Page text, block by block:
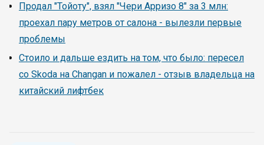
Продал "Тойоту", взял "Чери Арризо 8" за 3 млн:
проехал пару метров от салона - вылезли первые
проблемы
Стоило и дальше ездить на том, что было: пересел
со Skoda на Changan и пожалел - отзыв владельца на
китайский лифтбек